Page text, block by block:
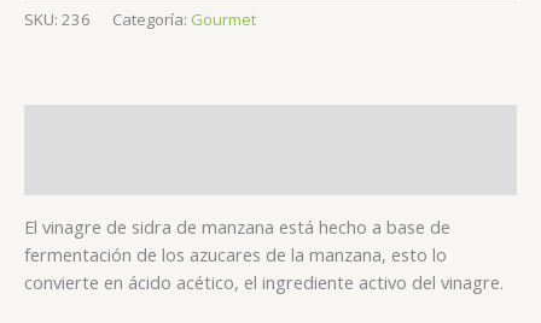
SKU: 236 Categoría: Gourmet
El vinagre de sidra de manzana está hecho a base de
fermentación de los azucares de la manzana, esto lo
convierte en ácido acético, el ingrediente activo del vinagre.